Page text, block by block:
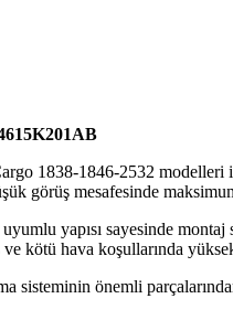
1838-1846-2532
görüş mesafesinde
yapısı sayesinde montaj
kötü hava koşullarında
sisteminin önemli